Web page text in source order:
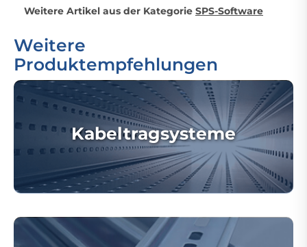
Weitere Artikel aus der Kategorie SPS-Software
Weitere
Produktempfehlungen
Kabeltragsysteme